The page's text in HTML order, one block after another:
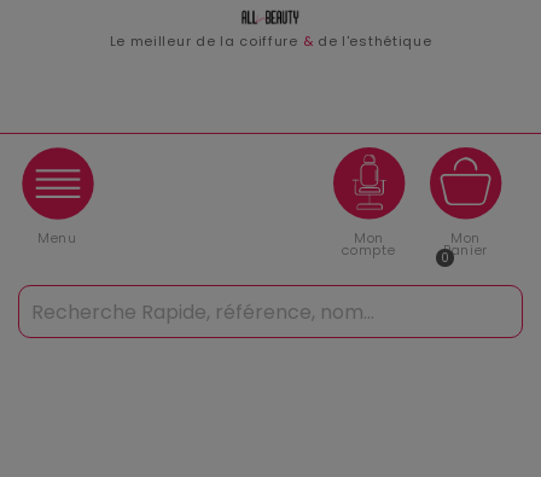
Le meilleur de la coiffure & de l'esthétique
0
Mon
Panier
Menu Mon
compte